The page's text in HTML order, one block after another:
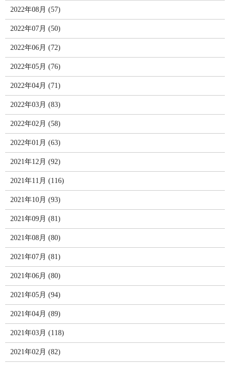
2022年08月 (57)
2022年07月 (50)
2022年06月 (72)
2022年05月 (76)
2022年04月 (71)
2022年03月 (83)
2022年02月 (58)
2022年01月 (63)
2021年12月 (92)
2021年11月 (116)
2021年10月 (93)
2021年09月 (81)
2021年08月 (80)
2021年07月 (81)
2021年06月 (80)
2021年05月 (94)
2021年04月 (89)
2021年03月 (118)
2021年02月 (82)